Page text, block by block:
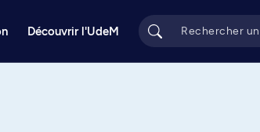
Découvrir l'UdeM